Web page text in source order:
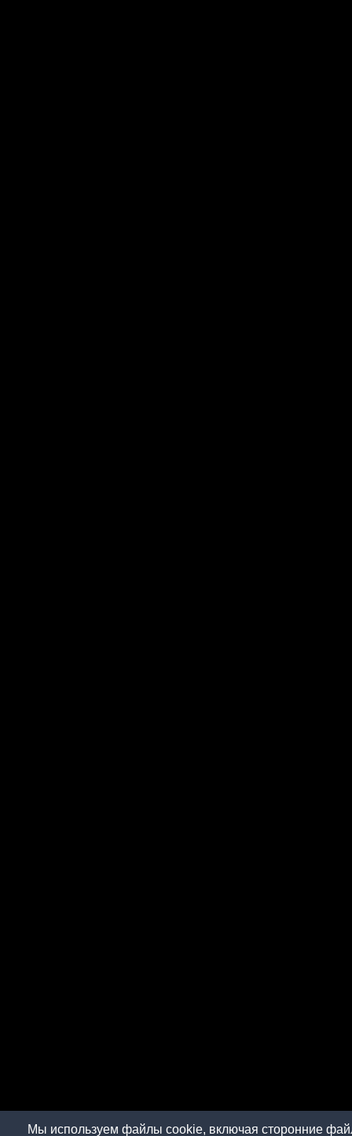
Мы используем файлы cookie, включая сторонние